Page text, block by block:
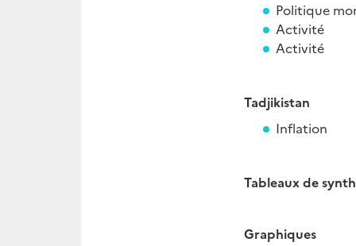
Politique
Activité
Activité
Tadjikistan
Inflation
Tableaux de
Graphiques